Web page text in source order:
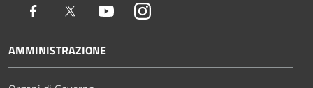
Facebook Twitter YoutubeInstagram
AMMINISTRAZIONE